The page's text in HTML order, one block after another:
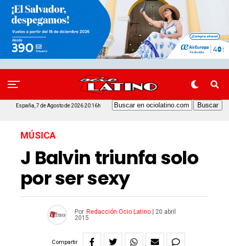
España, 7 de Agosto de 2026 20:16h
MÚSICA
J Balvin triunfa solo
por ser sexy
Por Redacción Ocio Latino|
20 abril
2015
Compartir